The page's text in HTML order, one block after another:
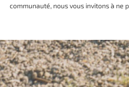
communauté, nous vous invitons à ne